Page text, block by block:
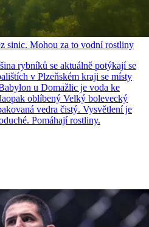
sinic. Mohou za to vodní rostliny
rybníků se aktuálně potýkají se
v Plzeňském kraji se místy
u Domažlic je voda ke
oblíbený Velký bolevecký
vedra čistý. Vysvětlení je
Pomáhají rostliny.